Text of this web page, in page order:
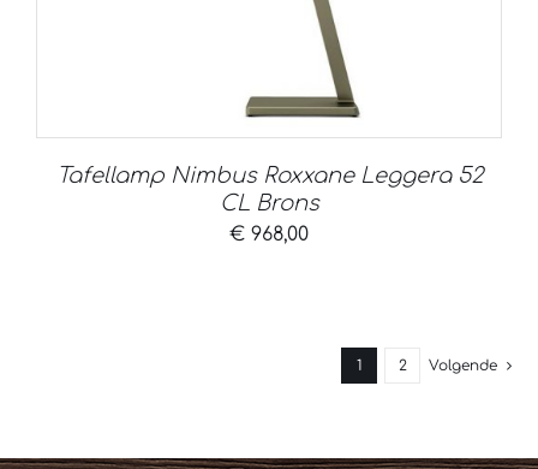
Tafellamp Nimbus Roxxane Leggera 52
CL Brons
€ 968,00
1 2 Volgende